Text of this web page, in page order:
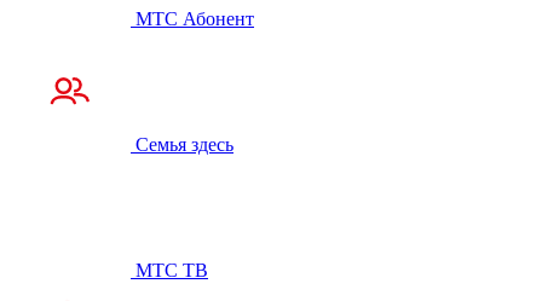
МТС Абонент
Семья здесь
МТС ТВ